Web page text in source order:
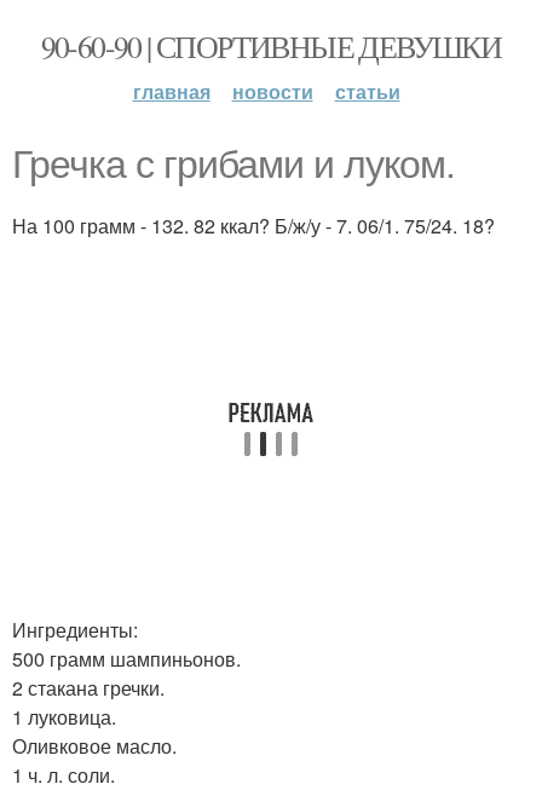
90-60-90 | СПОРТИВНЫЕ ДЕВУШКИ
главная новости статьи
Гречка с грибами и луком.
На 100 грамм - 132. 82 ккал? Б/ж/у - 7. 06/1. 75/24. 18?
Ингредиенты:
500 грамм шампиньонов.
2 стакана гречки.
1 луковица.
Оливковое масло.
1 ч. л. соли.